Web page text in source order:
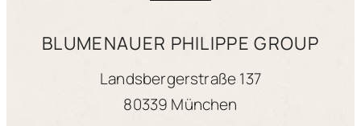
BLUMENAUER PHILIPPE GROUP
Landsbergerstraße 137
80339 München